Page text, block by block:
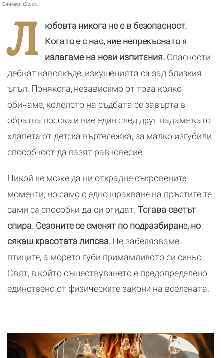
Снимка: iStock
Л
юбовта никога не е в безопасност.
Когато е с нас, ние непрекъснато я
излагаме на нови изпитания. Опасности
дебнат навсякъде, изкушенията са зад близкия
ъгъл. Понякога, независимо от това колко
обичаме, колелото на съдбата се завърта в
обратна посока и ние един след друг падаме като
хлапета от детска въртележка, за малко изгубили
способност да пазят равновесие.
Никой не може да ни открадне съкровените
моменти, но само с едно щракване на пръстите те
сами са способни да си отидат. Тогава светът
спира. Сезоните се сменят по подразбиране, но
сякаш красотата липсва. Не забелязваме
птиците, а морето губи примамливото си синьо.
Свят, в който съществуването е предопределено
единствено от физическите закони на вселената.